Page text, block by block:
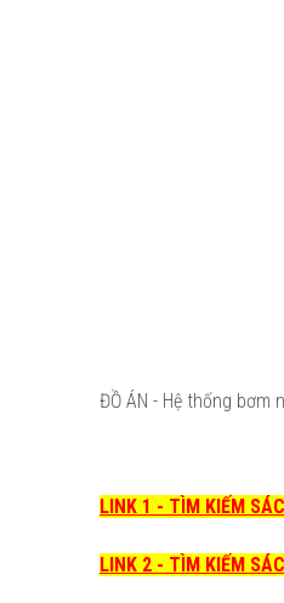
ĐỒ ÁN - Hệ thống bơm
LINK 1 - TÌM KIẾM
LINK 2 - TÌM KIẾM